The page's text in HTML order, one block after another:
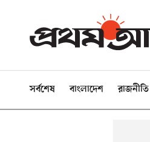
সর্বশেষ বাংলাদেশ রাজনীতি